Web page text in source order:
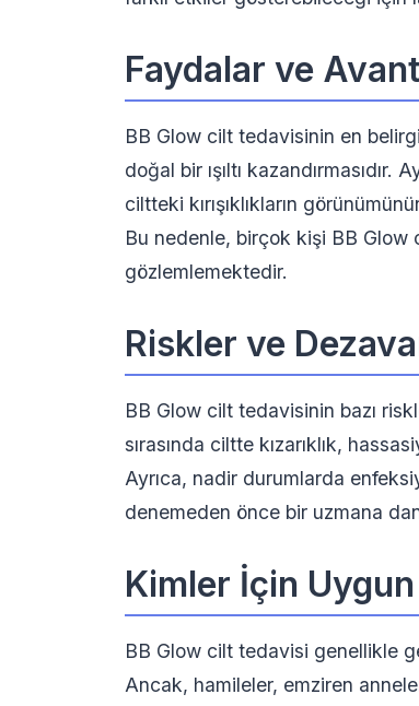
Faydalar ve
BB Glow cilt tedavisinin en
doğal bir ışıltı kazandırmasıdır.
ciltteki kırışıklıkların
Bu nedenle, birçok kişi BB
gözlemlemektedir.
Riskler ve
BB Glow cilt tedavisinin bazı
sırasında ciltte kızarıklık,
Ayrıca, nadir durumlarda
denemeden önce bir uzmana
Kimler İçin Uygun
BB Glow cilt tedavisi genellikle
Ancak, hamileler, emziren